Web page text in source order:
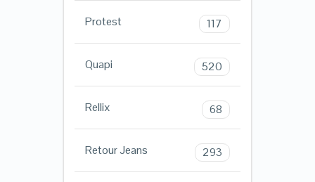
Protest 117
Quapi 520
Rellix 68
Retour Jeans 293